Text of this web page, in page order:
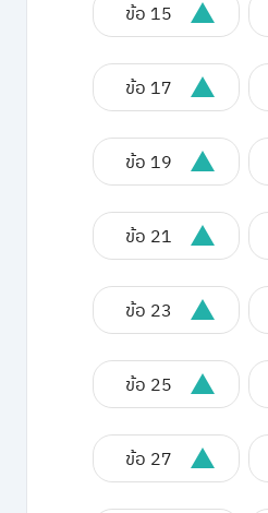
ข้อ 15
ข้อ 17
ข้อ 19
ข้อ 21
ข้อ 23
ข้อ 25
ข้อ 27